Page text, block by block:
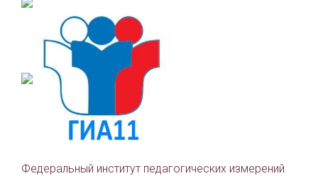
Федеральный институт педагогических измерений